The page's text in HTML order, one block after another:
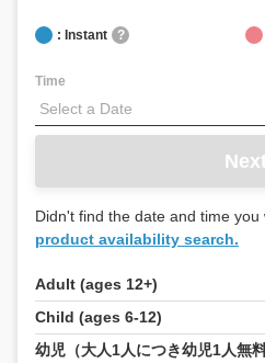
: Instant ?
Time
Next
Didn't find the date and time
product availability search.
Adult (ages 12+)
Child (ages 6-12)
幼児（大人1人につき幼児1人無